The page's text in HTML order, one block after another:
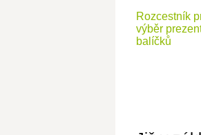
Rozcestník
výběr
balíčků